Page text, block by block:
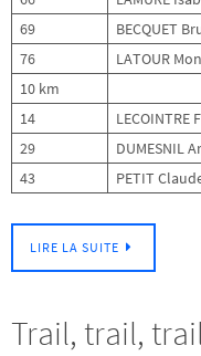
69
BECQUET
76
LATOUR
10 km
14
LECOINTRE
29
DUMESNIL
43
PETIT
LIRE LA SUITE
Trail, trail,